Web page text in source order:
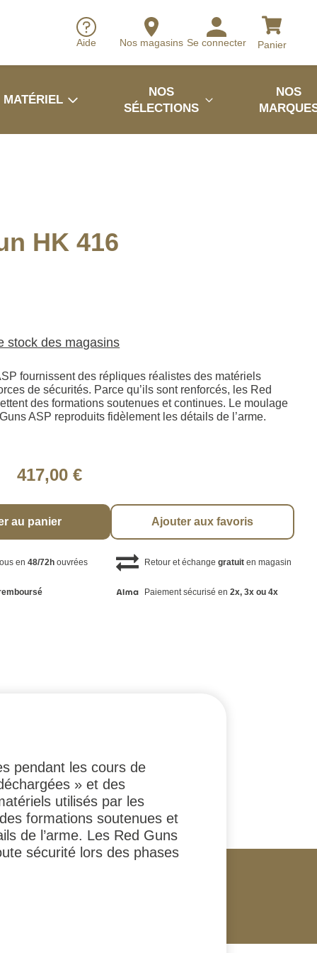
Aide Nos magasins Se connecter Panier
MATÉRIEL
NOS
SÉLECTIONS
NOS
HK 416
stock des magasins
fournissent des répliques réalistes des matériels
de sécurités. Parce qu’ils sont renforcés, les Red
des formations soutenues et continues. Le moulage
ASP reproduits fidèlement les détails de l’arme.
417,00 €
au panier Ajouter aux favoris
en48/72h ouvrées Retour et échange gratuiten magasin
Paiement sécurisé en 2x, 3x ou 4x
pendant les cours de
» et des
utilisés par les
formations soutenues et
de l’arme. Les Red Guns
sécurité lors des phases